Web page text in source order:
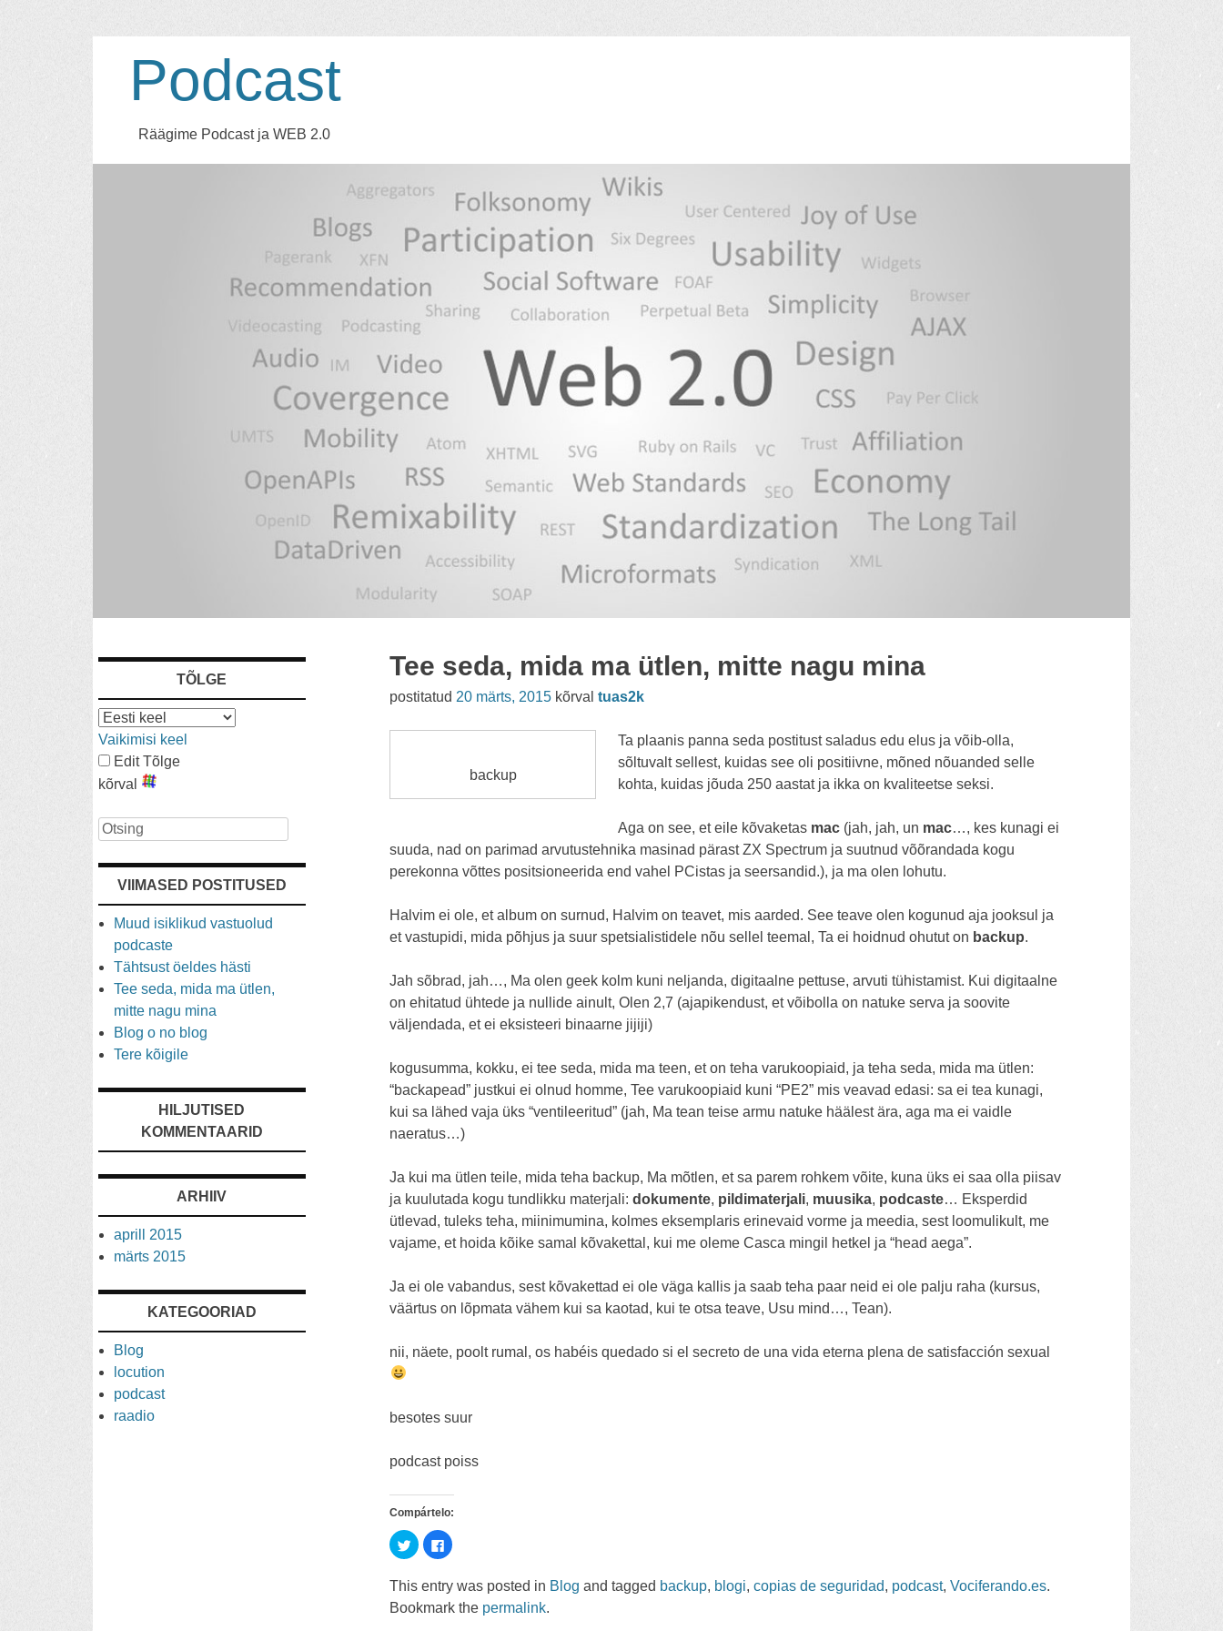
Podcast
Räägime Podcast ja WEB 2.0
Tee seda, mida ma ütlen, mitte nagu mina
postitatud 20 märts, 2015 kõrvaltuas2k
backup
Ta plaanis panna seda postitust saladus edu elus ja võib-olla,
sõltuvalt sellest, kuidas see oli positiivne, mõned nõuanded selle
kohta, kuidas jõuda 250 aastat ja ikka on kvaliteetse seksi.
Aga on see, et eile kõvaketas mac (jah, jah, un mac…, kes kunagi ei
suuda, nad on parimad arvutustehnika masinad pärast ZX Spectrum ja suutnud võõrandada kogu
perekonna võttes positsioneerida end vahel PCistas ja seersandid.), ja ma olen lohutu.
Halvim ei ole, et album on surnud, Halvim on teavet, mis aarded. See teave olen kogunud aja jooksul ja
et vastupidi, mida põhjus ja suur spetsialistidele nõu sellel teemal, Ta ei hoidnud ohutut on backup.
Jah sõbrad, jah…, Ma olen geek kolm kuni neljanda, digitaalne pettuse, arvuti tühistamist. Kui digitaalne
on ehitatud ühtede ja nullide ainult, Olen 2,7 (ajapikendust, et võibolla on natuke serva ja soovite
väljendada, et ei eksisteeri binaarne jijiji)
kogusumma, kokku, ei tee seda, mida ma teen, et on teha varukoopiaid, ja teha seda, mida ma ütlen:
“backapead” justkui ei olnud homme, Tee varukoopiaid kuni “PE2” mis veavad edasi: sa ei tea kunagi,
kui sa lähed vaja üks “ventileeritud” (jah, Ma tean teise armu natuke häälest ära, aga ma ei vaidle
naeratus…)
Ja kui ma ütlen teile, mida teha backup, Ma mõtlen, et sa parem rohkem võite, kuna üks ei saa olla piisav
ja kuulutada kogu tundlikku materjali:dokumente, pildimaterjali, muusika, podcaste… Eksperdid
ütlevad, tuleks teha, miinimumina, kolmes eksemplaris erinevaid vorme ja meedia, sest loomulikult, me
vajame, et hoida kõike samal kõvakettal, kui me oleme Casca mingil hetkel ja “head aega”.
Ja ei ole vabandus, sest kõvakettad ei ole väga kallis ja saab teha paar neid ei ole palju raha (kursus,
väärtus on lõpmata vähem kui sa kaotad, kui te otsa teave, Usu mind…, Tean).
nii, näete, poolt rumal,os habéis quedado si el secreto de una vida eterna plena de satisfacción sexual
besotes suur
podcast poiss
Compártelo:
C
l
k
t
o
s
C
l
k
t
o
s
This entry was posted in Blog and tagged backup, blogi,copias de seguridad, podcast,Vociferando.es.
Bookmark the permalink.
TÕLGE
Vaikimisi keel
Edit Tõlge
kõrval
Otsing
VIIMASED POSTITUSED
Muud isiklikud vastuolud
podcaste
Tähtsust öeldes hästi
Tee seda, mida ma ütlen,
mitte nagu mina
Blog o no blog
Tere kõigile
HILJUTISED
KOMMENTAARID
ARHIIV
aprill 2015
märts 2015
KATEGOORIAD
Blog
locution
podcast
raadio